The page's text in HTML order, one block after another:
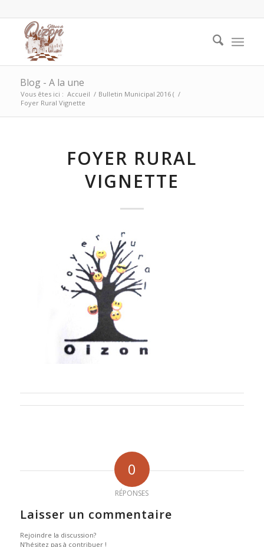
Blog - A la une
Vous êtes ici : Accueil / Bulletin Municipal 2016 ( /
Foyer Rural Vignette
FOYER RURAL
VIGNETTE
0
RÉPONSES
Laisser un commentaire
Rejoindre la discussion?
N’hésitez pas à contribuer !